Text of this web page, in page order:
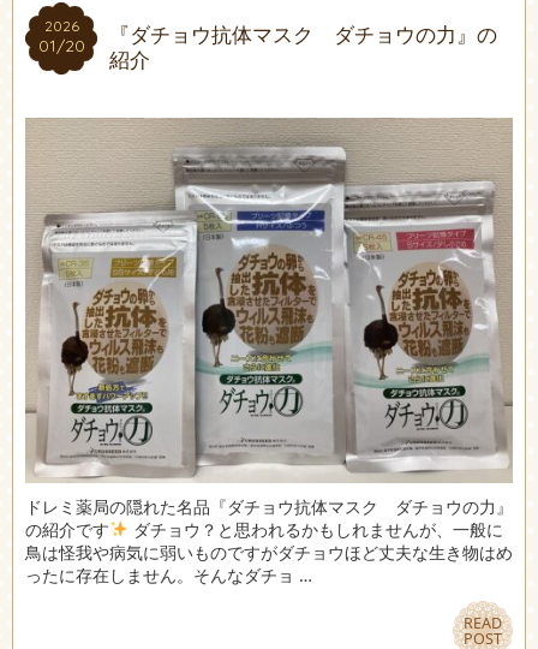
2026
01/20
2026
01/20
『ダチョウ抗体マスク ダチョウの力』の
紹介
ドレミ薬局の隠れた名品『ダチョウ抗体マスク ダチョウの力』
の紹介です
ダチョウ？と思われるかもしれませんが、一般に
鳥は怪我や病気に弱いものですがダチョウほど丈夫な生き物はめ
ったに存在しません。そんなダチョ …
READ
POST
READ
POST